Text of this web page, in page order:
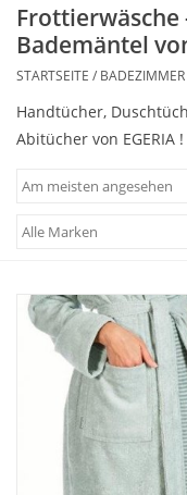
Tag & Nachtwäsche
Freizeit-Hausanzüge
Badezimmer & Sauna
Haus-Bademäntel
Plaids, Decken, Kissen
Mode & Accessoires
Edles aus Cashmere
Tisch & Küche
Frottierwäsche
Bademäntel
STARTSEITE /
Handtücher,
Abitücher von EGERIA !